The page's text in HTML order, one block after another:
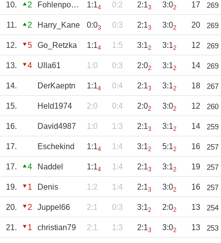
10. 2 Fohlenpower 1:14 0:2 2:13 3:02 17 269
11. 2 Harry_Kane 0:03 0:3 2:13 3:02 20 269
12. 5 Go_Retzka 1:14 1:5 3:12 3:12 12 269
13. 4 Ulla61 1:0 0:3 2:02 3:12 14 269
14. DerKaeptn 1:14 0:4 2:13 3:12 18 267
15. Held1974 2:0 0:4 2:02 3:02 12 260
16. David4987 1:0 1:3 2:13 3:12 14 259
17. Eschekind 1:14 1:4 3:12 5:12 16 257
17. 4 Naddel 1:14 1:4 2:13 3:12 19 257
19. 1 Denis 1:2 1:4 2:13 3:02 16 257
20. 2 Juppel66 2:1 0:3 3:12 2:02 13 254
21. 1 christian79 2:1 1:3 2:13 3:02 13 253